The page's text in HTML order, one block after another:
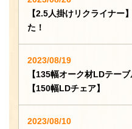
【2.5人掛けリクライナー
た！
2023/08/19
【135幅オーク材LDテー
【150幅LDチェア】
2023/08/10